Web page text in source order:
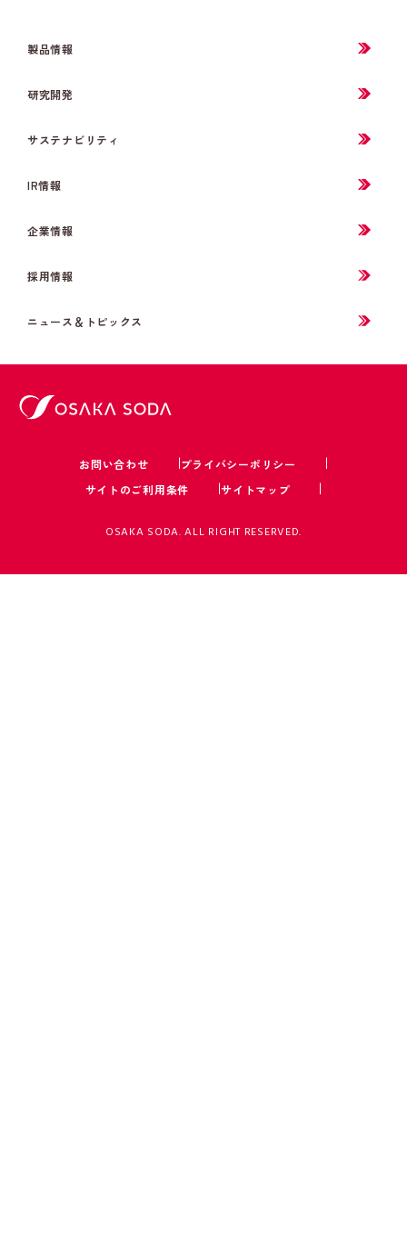
製品情報
研究開発
サステナビリティ
IR情報
企業情報
採用情報
ニュース＆トピックス
お問い合わせ
プライバシーポリシー
サイトのご利用条件
サイトマップ
OSAKA SODA. ALL RIGHT RESERVED.